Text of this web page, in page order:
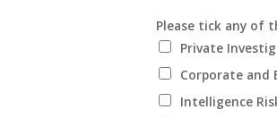
Please tick any of
Private
Corporate and
Intelligence